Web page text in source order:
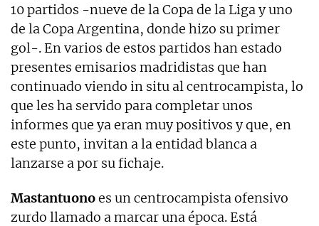
10 partidos -nueve de la Copa de la Liga y uno
de la Copa Argentina, donde hizo su primer
gol-. En varios de estos partidos han estado
presentes emisarios madridistas que han
continuado viendo in situ al centrocampista, lo
que les ha servido para completar unos
informes que ya eran muy positivos y que, en
este punto, invitan a la entidad blanca a
lanzarse a por su fichaje.
Mastantuonoes un centrocampista ofensivo
zurdo llamado a marcar una época. Está